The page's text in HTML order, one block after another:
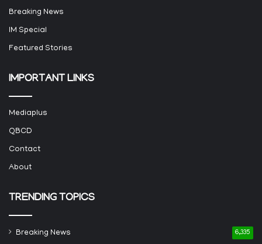
Breaking News
IM Special
Featured Stories
IMPORTANT LINKS
Mediaplus
QBCD
Contact
About
TRENDING TOPICS
Breaking News 6,335